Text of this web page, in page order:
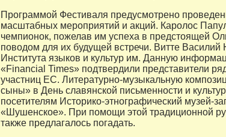
Программой Фестиваля предусмотрено
масштабных мероприятий и акций. Каролос
чемпионок, пожелав им успеха в предстоящей
поводом для их будущей встречи. Витте Василий
Института языков и культур им. Данную
«Financial Times» подтвердили представители
участниц ЕС. Литературно-музыкальную
сыны» в День славянской письменности и
посетителям Историко-этнографический музей-
«Шушенское». При помощи этой традиционной
также предлагалось погадать.